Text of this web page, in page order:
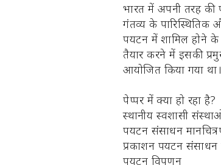
भारत में अपनी तरह की
गंतव्य के पारिस्थितिक
पर्यटन में शामिल होने
तैयार करने में इसकी
आयोजित किया गया
पेप्पर में क्या हो रहा है?
स्थानीय स्वशासी
पर्यटन संसाधन
प्रकाशन पर्यटन संसाधन
पर्यटन विपणन